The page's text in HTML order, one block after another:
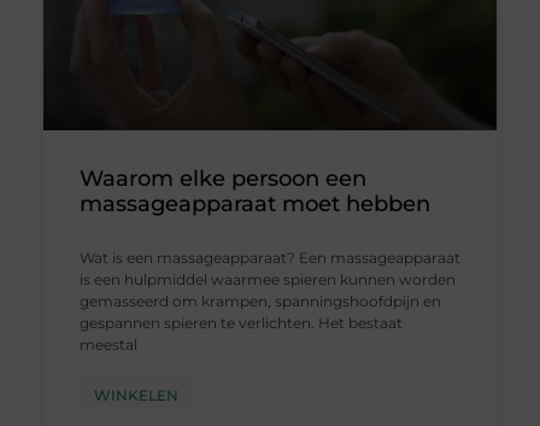
Waarom elke persoon een
massageapparaat moet hebben
Wat is een massageapparaat? Een massageapparaat
is een hulpmiddel waarmee spieren kunnen worden
gemasseerd om krampen, spanningshoofdpijn en
gespannen spieren te verlichten. Het bestaat
meestal
WINKELEN